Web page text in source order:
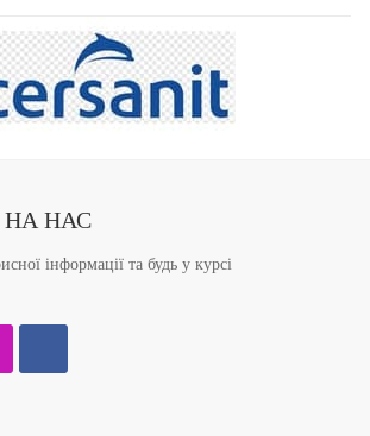
НАС
інформації та будь у курсі